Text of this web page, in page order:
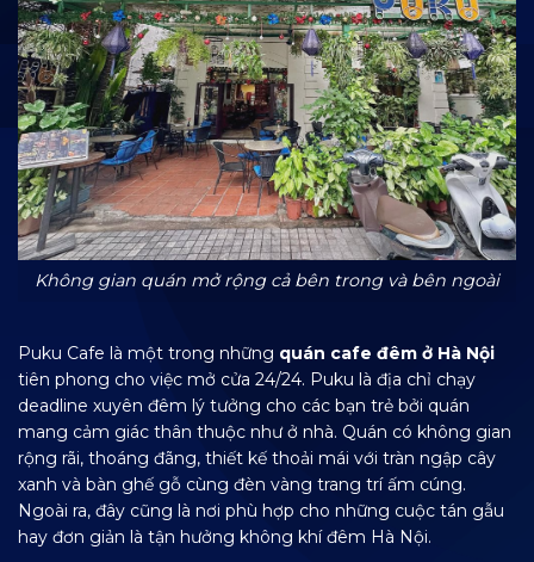
Không gian quán mở rộng cả bên trong và bên ngoài
Puku Cafe là một trong những quán cafe đêm ở Hà Nội
tiên phong cho việc mở cửa 24/24. Puku là địa chỉ chạy
deadline xuyên đêm lý tưởng cho các bạn trẻ bởi quán
mang cảm giác thân thuộc như ở nhà. Quán có không gian
rộng rãi, thoáng đãng, thiết kế thoải mái với tràn ngập cây
xanh và bàn ghế gỗ cùng đèn vàng trang trí ấm cúng.
Ngoài ra, đây cũng là nơi phù hợp cho những cuộc tán gẫu
hay đơn giản là tận hưởng không khí đêm Hà Nội.